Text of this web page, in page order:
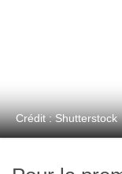
Crédit : Shutterstock